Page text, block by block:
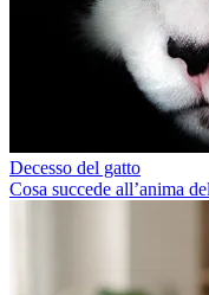
Decesso del gatto
Cosa succede all’anima